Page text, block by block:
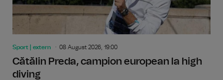
Sport | extern 08 August 2026, 19:00
Cătălin Preda, campion european la high
diving